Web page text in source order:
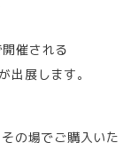
催される
出展します。
の場でご購入いた